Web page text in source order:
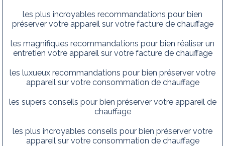
les plus incroyables recommandations pour bien
préserver votre appareil sur votre facture de chauffage
les magnifiques recommandations pour bien réaliser un
entretien votre appareil sur votre facture de chauffage
les luxueux recommandations pour bien préserver votre
appareil sur votre consommation de chauffage
les supers conseils pour bien préserver votre appareil de
chauffage
les plus incroyables conseils pour bien préserver votre
appareil sur votre consommation de chauffage